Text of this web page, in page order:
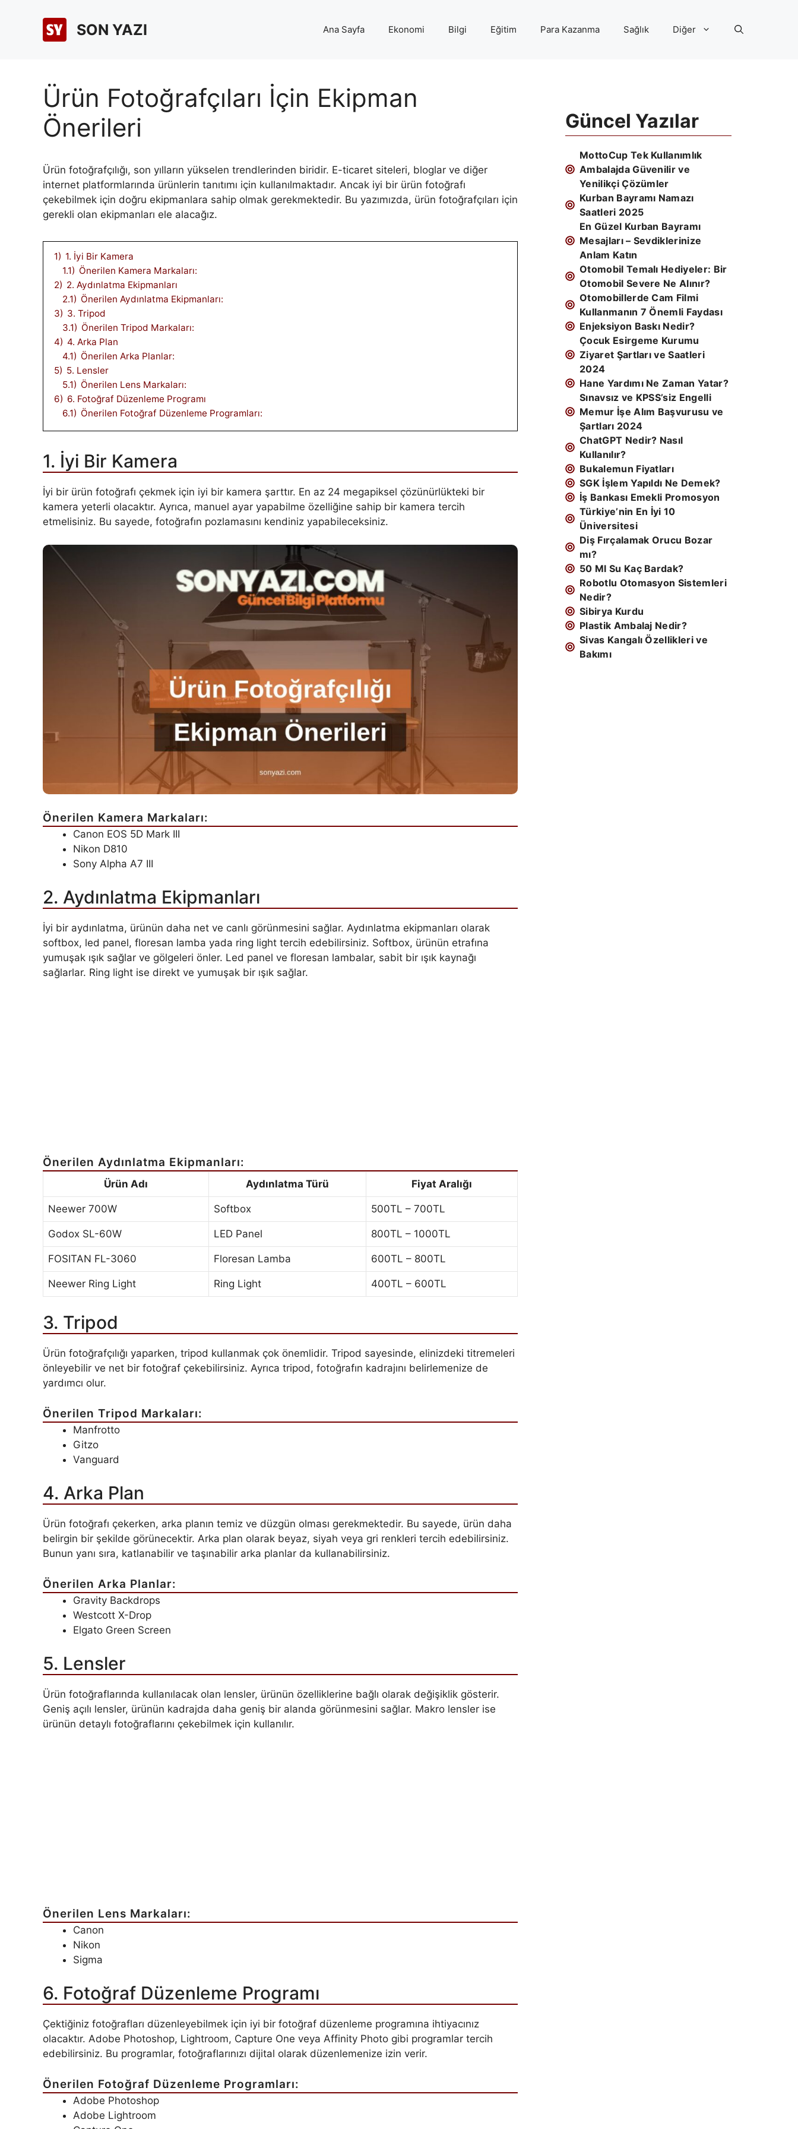
SON YAZI Ana Sayfa Ekonomi Bilgi Eğitim Para Kazanma Sağlık Diğer
Ürün Fotoğrafçıları İçin Ekipman
Önerileri
Ürün fotoğrafçılığı, son yılların yükselen trendlerinden biridir. E-ticaret siteleri, bloglar ve diğer
internet platformlarında ürünlerin tanıtımı için kullanılmaktadır. Ancak iyi bir ürün fotoğrafı
çekebilmek için doğru ekipmanlara sahip olmak gerekmektedir. Bu yazımızda, ürün fotoğrafçıları için
gerekli olan ekipmanları ele alacağız.
1) 1. İyi Bir Kamera
1.1) Önerilen Kamera Markaları:
2) 2. Aydınlatma Ekipmanları
2.1) Önerilen Aydınlatma Ekipmanları:
3) 3. Tripod
3.1) Önerilen Tripod Markaları:
4) 4. Arka Plan
4.1) Önerilen Arka Planlar:
5) 5. Lensler
5.1) Önerilen Lens Markaları:
6) 6. Fotoğraf Düzenleme Programı
6.1) Önerilen Fotoğraf Düzenleme Programları:
1. İyi Bir Kamera
İyi bir ürün fotoğrafı çekmek için iyi bir kamera şarttır. En az 24 megapiksel çözünürlükteki bir
kamera yeterli olacaktır. Ayrıca, manuel ayar yapabilme özelliğine sahip bir kamera tercih
etmelisiniz. Bu sayede, fotoğrafın pozlamasını kendiniz yapabileceksiniz.
Önerilen Kamera Markaları:
Canon EOS 5D Mark III
Nikon D810
Sony Alpha A7 III
2. Aydınlatma Ekipmanları
İyi bir aydınlatma, ürünün daha net ve canlı görünmesini sağlar. Aydınlatma ekipmanları olarak
softbox, led panel, floresan lamba yada ring light tercih edebilirsiniz. Softbox, ürünün etrafına
yumuşak ışık sağlar ve gölgeleri önler. Led panel ve floresan lambalar, sabit bir ışık kaynağı
sağlarlar. Ring light ise direkt ve yumuşak bir ışık sağlar.
Önerilen Aydınlatma Ekipmanları:
Ürün Adı Aydınlatma Türü Fiyat Aralığı
Neewer 700W Softbox 500TL – 700TL
Godox SL-60W LED Panel 800TL – 1000TL
FOSITAN FL-3060 Floresan Lamba 600TL – 800TL
Neewer Ring Light Ring Light 400TL – 600TL
3. Tripod
Ürün fotoğrafçılığı yaparken, tripod kullanmak çok önemlidir. Tripod sayesinde, elinizdeki titremeleri
önleyebilir ve net bir fotoğraf çekebilirsiniz. Ayrıca tripod, fotoğrafın kadrajını belirlemenize de
yardımcı olur.
Önerilen Tripod Markaları:
Manfrotto
Gitzo
Vanguard
4. Arka Plan
Ürün fotoğrafı çekerken, arka planın temiz ve düzgün olması gerekmektedir. Bu sayede, ürün daha
belirgin bir şekilde görünecektir. Arka plan olarak beyaz, siyah veya gri renkleri tercih edebilirsiniz.
Bunun yanı sıra, katlanabilir ve taşınabilir arka planlar da kullanabilirsiniz.
Önerilen Arka Planlar:
Gravity Backdrops
Westcott X-Drop
Elgato Green Screen
5. Lensler
Ürün fotoğraflarında kullanılacak olan lensler, ürünün özelliklerine bağlı olarak değişiklik gösterir.
Geniş açılı lensler, ürünün kadrajda daha geniş bir alanda görünmesini sağlar. Makro lensler ise
ürünün detaylı fotoğraflarını çekebilmek için kullanılır.
Önerilen Lens Markaları:
Canon
Nikon
Sigma
6. Fotoğraf Düzenleme Programı
Çektiğiniz fotoğrafları düzenleyebilmek için iyi bir fotoğraf düzenleme programına ihtiyacınız
olacaktır. Adobe Photoshop, Lightroom, Capture One veya Affinity Photo gibi programlar tercih
edebilirsiniz. Bu programlar, fotoğraflarınızı dijital olarak düzenlemenize izin verir.
Önerilen Fotoğraf Düzenleme Programları:
Adobe Photoshop
Adobe Lightroom
Güncel Yazılar
MottoCup Tek Kullanımlık
Ambalajda Güvenilir ve
Yenilikçi Çözümler
Kurban Bayramı Namazı
Saatleri 2025
En Güzel Kurban Bayramı
Mesajları – Sevdiklerinize
Anlam Katın
Otomobil Temalı Hediyeler: Bir
Otomobil Severe Ne Alınır?
Otomobillerde Cam Filmi
Kullanmanın 7 Önemli Faydası
Enjeksiyon Baskı Nedir?
Çocuk Esirgeme Kurumu
Ziyaret Şartları ve Saatleri
2024
Hane Yardımı Ne Zaman Yatar?
Sınavsız ve KPSS’siz Engelli
Memur İşe Alım Başvurusu ve
Şartları 2024
ChatGPT Nedir? Nasıl
Kullanılır?
Bukalemun Fiyatları
SGK İşlem Yapıldı Ne Demek?
İş Bankası Emekli Promosyon
Türkiye’nin En İyi 10
Üniversitesi
Diş Fırçalamak Orucu Bozar
mı?
50 Ml Su Kaç Bardak?
Robotlu Otomasyon Sistemleri
Nedir?
Sibirya Kurdu
Plastik Ambalaj Nedir?
Sivas Kangalı Özellikleri ve
Bakımı